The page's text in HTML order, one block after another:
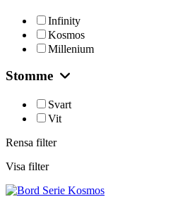
Infinity
Kosmos
Millenium
Stomme
Svart
Vit
Rensa filter
Visa filter